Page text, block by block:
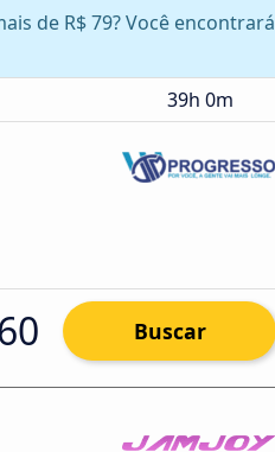
de R$ 79? Você encontrará
39h 0m
Buscar